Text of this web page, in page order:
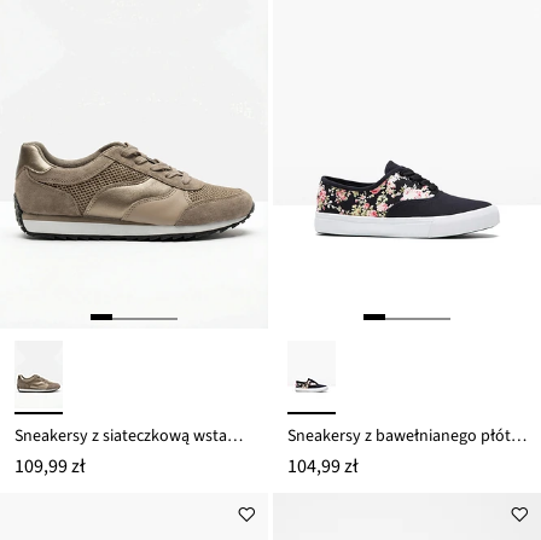
Sneakersy z siateczkową wstawką
109,99 zł
Sneakersy z bawełnianego płótna
104,99 zł